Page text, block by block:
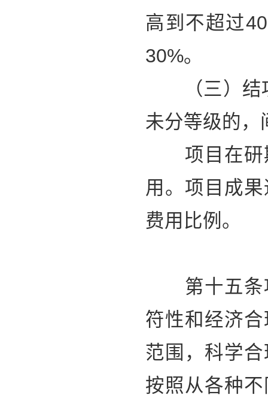
高到不超过
30%。
（三）结项
未分等级的，
项目在研期
用。项目成
费用比例。
第十五条项
符性和经济
范围，科学
按照从各种